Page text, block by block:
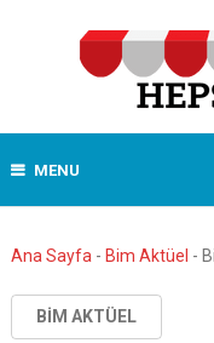
MENU
Ana Sayfa - Bim Aktüel -
BIM AKTÜEL